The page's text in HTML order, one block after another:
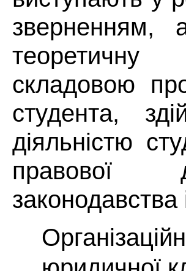
зверненням,
складовою
студента,
діяльністю
правової
законодавства